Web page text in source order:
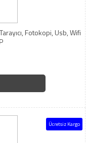
Fotokopi, Usb, Wifi
Ücretsiz Kargo